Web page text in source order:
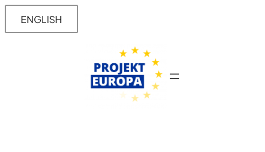
Przejdź
do
ENGLISH